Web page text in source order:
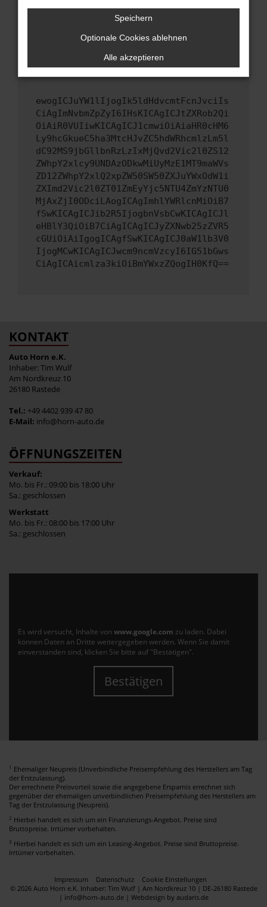
Wende dich an den Webseitenbetreiber.
Wenn du alle oben genannten Schritte versucht
hast, kontaktiere uns bitte. Wir werden
versuchen, das Problem zu beheben. Du kannst
uns diesen Text schicken, um uns bei der
ewogICJuYW1lIjogIk5ldHdvcmtFcnJvciIs
CiAgImNvbmZpZyI6IHsKICAgICJtZXRob2Qi
OiAiR0VUIiwKICAgICJ1cmwiOiAiaHR0cHM6
Ly9hcGkueC5ha3MtcHJvZC5hdWRhcmlzLm5l
dC92MS9jbGllbnRzLzIxMjQvd2Vic2l0ZS12
ZWhpY2xlcy9UNDAzODkwMiUyMzE1MT9maWVs
ZD12ZWhpY2xlQ2xpZW50SW50ZXJuYWxOdW1i
ZXImd2Vic2l0ZT01ZmEyYjc5NTU4ZmYzNTU0
MjAxZjI0ODciLAogICAgImhlYWRlcnMiOiB7
fSwKICAgICJib2R5IjogbnVsbCwKICAgICJl
eHBlY3QiOiB7CiAgICAgICJyZXNwb25zZVR5
cGUiOiAiIgogICAgfSwKICAgICJ0aW1lb3V0
IjogMCwKICAgICJwcm9ncmVzcyI6IG51bGws
CiAgICAicmlza3kiOiBmYWxzZQogIH0KfQ==
KONTAKT
Auto Horn e.K.
Inhaber: Tim Wulf
Am Nordkreuz 10
26180 Rastede
Tel.: +49 4402 939 47 80
E-Mail: info@horn-auto.de
ÖFFNUNGSZEITEN
Verkauf:
Mo. bis Fr.: 09:00 bis 18:00 Uhr
Sa.: geschlossen
Werkstatt
Mo. bis Fr.: 08:00 bis 17:00 Uhr
Sa.: geschlossen
Es wird versucht, Inhalte von www.google.com zu laden. Dabei
können Daten an Dritte weitergegeben werden. Wenn Sie damit
einverstanden sind, klicken Sie bitte auf "Bestätigen".
Bestätigen
1 Ehemaliger Neupreis (Unverbindliche Preisempfehlung des Herstellers am Tag
der Erstzulassung).
Der errechnete Preisvorteil sowie die angegebene Ersparnis errechnet sich
gegenüber der ehemaligen unverbindlichen Preisempfehlung des Herstellers am
Tag der Erstzulassung (Neupreis).
2 Hierbei handelt es sich um ein Finanzierungs-Angebot. Preise sind
Bruttopreise. Irrtümer vorbehalten.
3 Hierbei handelt es sich um ein Leasing-Angebot. Preise sind Bruttopreise.
Irrtümer vorbehalten.
Impressum Datenschutz
Cookie Einstellungen
© 2026 Auto Horn e.K. Inhaber: Tim Wulf | Am Nordkreuz 10 | DE-26180 Rastede
| info@horn-auto.de | Webdesign by audaris.de
Speichern
Optionale Cookies ablehnen
Alle akzeptieren